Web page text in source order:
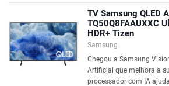
TV Samsung QLED
TQ50Q8FAAUXXC
HDR+ Tizen
Samsung
Chegou a Samsung
Artificial que melhora a
processador com IA